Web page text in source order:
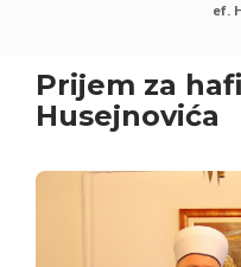
ef.
Prijem za
Husejnovića